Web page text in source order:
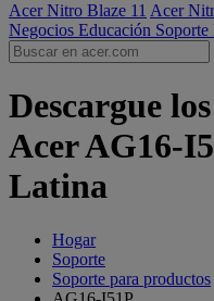
Acer Nitro Blaze 11 Acer
Negocios Educación Soporte
Descargue
Acer AG16-
Latina
Hogar
Soporte
Soporte para productos